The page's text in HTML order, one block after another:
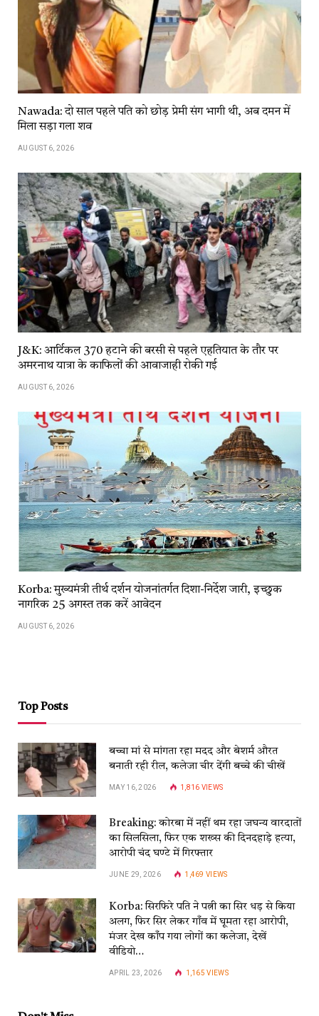
Nawada: दो साल पहले पति को छोड़ प्रेमी संग भागी थी, अब दमन में
मिला सड़ा गला शव
AUGUST 6, 2026
J&K: आर्टिकल 370 हटाने की बरसी से पहले एहतियात के तौर पर
अमरनाथ यात्रा के काफिलों की आवाजाही रोकी गई
AUGUST 6, 2026
Korba: मुख्यमंत्री तीर्थ दर्शन योजनांतर्गत दिशा-निर्देश जारी, इच्छुक
नागरिक 25 अगस्त तक करें आवेदन
AUGUST 6, 2026
Top Posts
बच्चा मां से मांगता रहा मदद और बेशर्म औरत
बनाती रही रील, कलेजा चीर देंगी बच्चे की चीखें
MAY 16, 2026 1,816 VIEWS
Breaking: कोरबा में नहीं थम रहा जघन्य वारदातों
का सिलसिला, फिर एक शख्स की दिनदहाड़े हत्या,
आरोपी चंद घण्टे में गिरफ्तार
JUNE 29, 2026 1,469VIEWS
Korba: सिरफिरे पति ने पत्नी का सिर धड़ से किया
अलग, फिर सिर लेकर गाँव में घूमता रहा आरोपी,
मंजर देख काँप गया लोगों का कलेजा, देखें
वीडियो…
APRIL 23, 2026 1,165VIEWS